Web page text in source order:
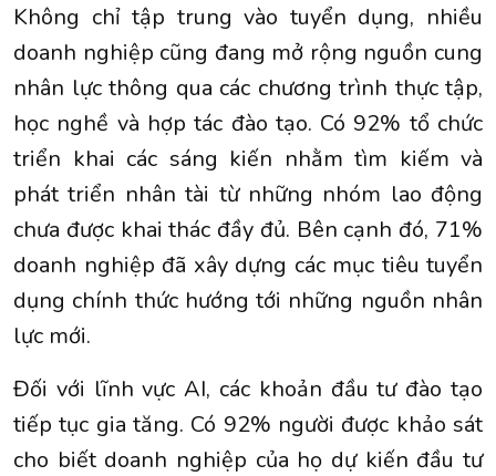
Không chỉ tập trung vào tuyển dụng, nhiều
doanh nghiệp cũng đang mở rộng nguồn cung
nhân lực thông qua các chương trình thực tập,
học nghề và hợp tác đào tạo. Có 92% tổ chức
triển khai các sáng kiến nhằm tìm kiếm và
phát triển nhân tài từ những nhóm lao động
chưa được khai thác đầy đủ. Bên cạnh đó, 71%
doanh nghiệp đã xây dựng các mục tiêu tuyển
dụng chính thức hướng tới những nguồn nhân
lực mới.
Đối với lĩnh vực AI, các khoản đầu tư đào tạo
tiếp tục gia tăng. Có 92% người được khảo sát
cho biết doanh nghiệp của họ dự kiến đầu tư